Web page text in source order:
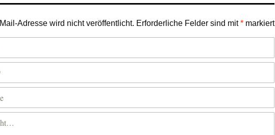
Adresse wird nicht veröffentlicht. Erforderliche Felder sind mit* markiert